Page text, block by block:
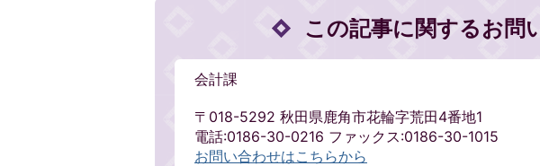
この記事に関するお問
会計課
〒018-5292 秋田県鹿角市花輪字荒田4番地1
電話:0186-30-0216 ファックス:0186-30-1015
お問い合わせはこちらから